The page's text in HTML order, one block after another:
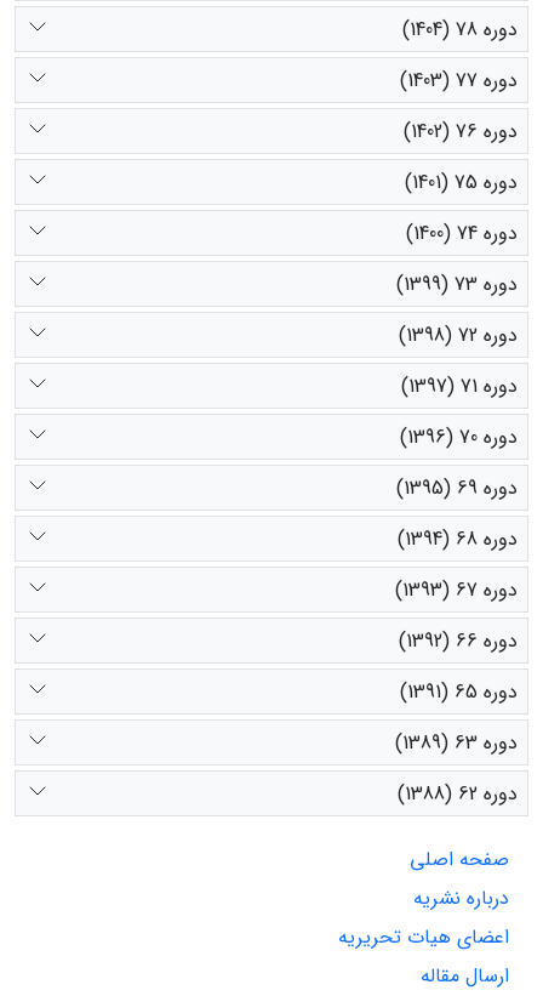
دوره 78 (1404)
دوره 77 (1403)
دوره 76 (1402)
دوره 75 (1401)
دوره 74 (1400)
دوره 73 (1399)
دوره 72 (1398)
دوره 71 (1397)
دوره 70 (1396)
دوره 69 (1395)
دوره 68 (1394)
دوره 67 (1393)
دوره 66 (1392)
دوره 65 (1391)
دوره 63 (1389)
دوره 62 (1388)
صفحه اصلی
درباره نشریه
اعضای هیات تحریریه
ارسال مقاله